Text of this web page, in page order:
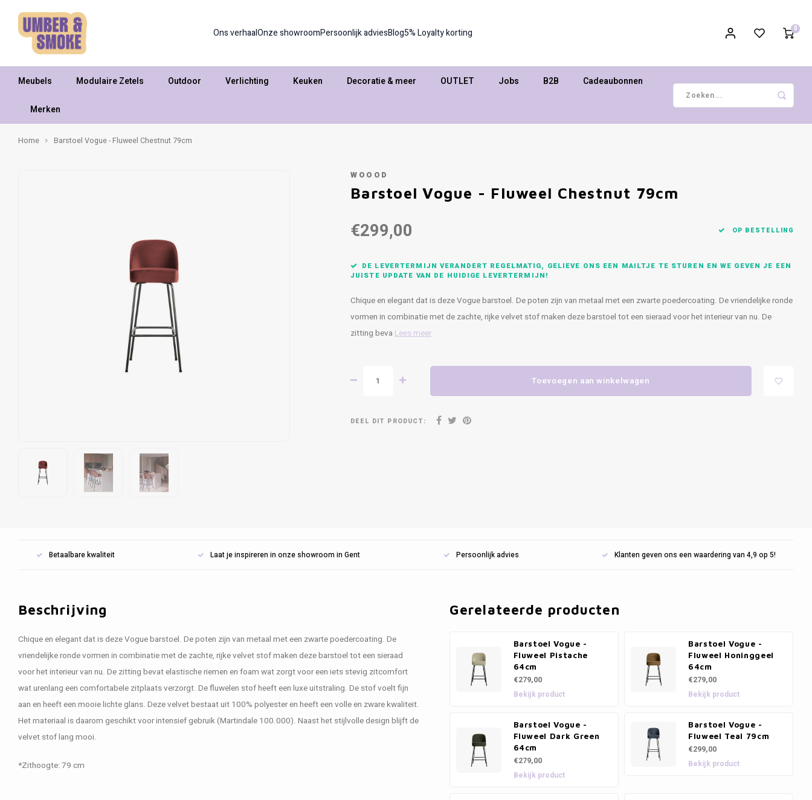
Ons verhaalOnze showroomPersoonlijk adviesBlog5% Loyalty korting 0
Meubels Modulaire Zetels Outdoor Verlichting Keuken Decoratie & meer OUTLET Jobs B2B Cadeaubonnen
Merken
Home Barstoel Vogue - Fluweel Chestnut 79cm
WOOOD
Barstoel Vogue - Fluweel Chestnut 79cm
€299,00 OP BESTELLING
DE LEVERTERMIJN VERANDERT REGELMATIG, GELIEVE ONS EEN MAILTJE TE STUREN EN WE GEVEN JE EEN
JUISTE UPDATE VAN DE HUIDIGE LEVERTERMIJN!
Chique en elegant dat is deze Vogue barstoel. De poten zijn van metaal met een zwarte poedercoating. De vriendelijke ronde
vormen in combinatie met de zachte, rijke velvet stof maken deze barstoel tot een sieraad voor het interieur van nu. De
zitting beva Lees meer
Toevoegen aan winkelwagen
DEEL DIT PRODUCT:
Betaalbare kwaliteit Laat je inspireren in onze showroom in Gent Persoonlijk advies Klanten geven ons een waardering van 4,9 op 5!
Beschrijving
Chique en elegant dat is deze Vogue barstoel. De poten zijn van metaal met een zwarte poedercoating. De
vriendelijke ronde vormen in combinatie met de zachte, rijke velvet stof maken deze barstoel tot een sieraad
voor het interieur van nu. De zitting bevat elastische riemen en foam wat zorgt voor een iets stevig zitcomfort
wat urenlang een comfortabele zitplaats verzorgt. De fluwelen stof heeft een luxe uitstraling. De stof voelt fijn
aan en heeft een mooie lichte glans. Deze velvet bestaat uit 100% polyester en heeft een volle en zware kwaliteit.
Het materiaal is daarom geschikt voor intensief gebruik (Martindale 100.000). Naast het stijlvolle design blijft de
velvet stof lang mooi.
*Zithoogte: 79 cm
Gerelateerde producten
Barstoel Vogue -
Fluweel Pistache
64cm
€279,00
Bekijk product
Barstoel Vogue -
Fluweel Honinggeel
64cm
€279,00
Bekijk product
Barstoel Vogue -
Fluweel Dark Green
64cm
€279,00
Bekijk product
Barstoel Vogue -
Fluweel Teal 79cm
€299,00
Bekijk product